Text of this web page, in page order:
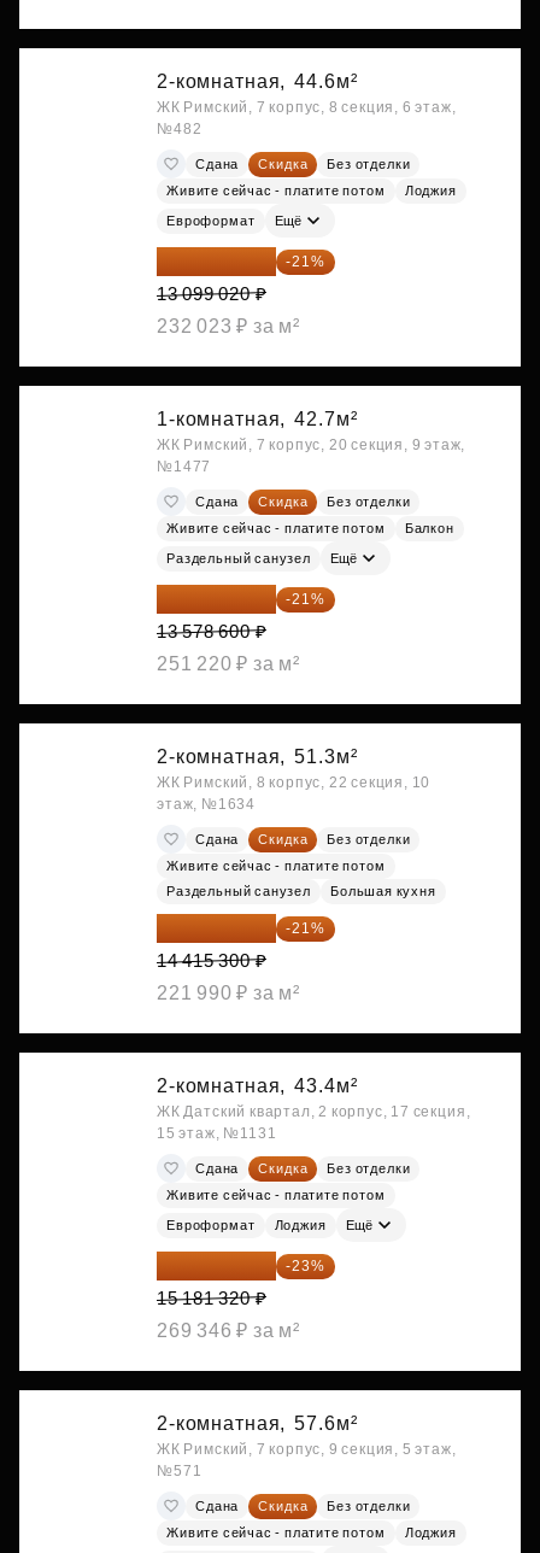
2-комнатная, 44.6м²
ЖК Римский, 7 корпус, 8 секция, 6 этаж,
№482
Сдана Скидка
Без отделки
Живите сейчас - платите потом
Лоджия
Евроформат Ещё
10 348 226 ₽ -21%
13 099 020 ₽
232 023 ₽ за м²
1-комнатная, 42.7м²
ЖК Римский, 7 корпус, 20 секция, 9 этаж,
№1477
Сдана Скидка
Без отделки
Живите сейчас - платите потом
Балкон
Раздельный санузел Ещё
10 727 094 ₽ -21%
13 578 600 ₽
251 220 ₽ за м²
2-комнатная, 51.3м²
ЖК Римский, 8 корпус, 22 секция, 10
этаж, №1634
Сдана Скидка
Без отделки
Живите сейчас - платите потом
Раздельный санузел
Большая кухня
11 388 087 ₽ -21%
14 415 300 ₽
221 990 ₽ за м²
2-комнатная, 43.4м²
ЖК Датский квартал, 2 корпус, 17 секция,
15 этаж, №1131
Сдана Скидка
Без отделки
Живите сейчас - платите потом
Евроформат Лоджия Ещё
11 689 616 ₽ -23%
15 181 320 ₽
269 346 ₽ за м²
2-комнатная, 57.6м²
ЖК Римский, 7 корпус, 9 секция, 5 этаж,
№571
Сдана Скидка
Без отделки
Живите сейчас - платите потом
Лоджия